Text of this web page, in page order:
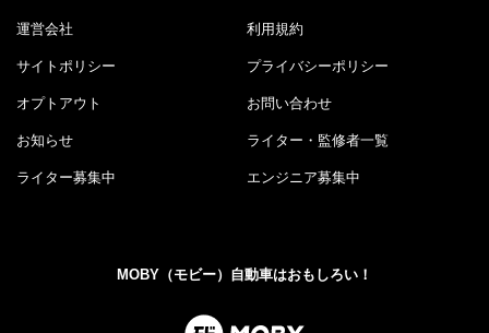
運営会社 利用規約
サイトポリシー プライバシーポリシー
オプトアウト お問い合わせ
お知らせ ライター・監修者一覧
ライター募集中 エンジニア募集中
MOBY（モビー）自動車はおもしろい！